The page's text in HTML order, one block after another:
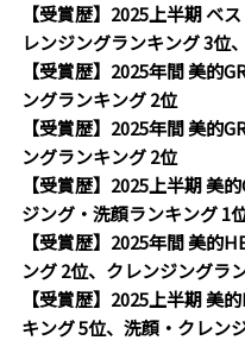
【受賞歴】2025上半期 ベ
レンジングランキング 3位
【受賞歴】2025年間 美的
ングランキング 2位
【受賞歴】2025年間 美的
ングランキング 2位
【受賞歴】2025上半期 美
ジング・洗顔ランキング 1
【受賞歴】2025年間 美的
ング 2位、クレンジングラ
【受賞歴】2025上半期 美
キング 5位、洗顔・クレン